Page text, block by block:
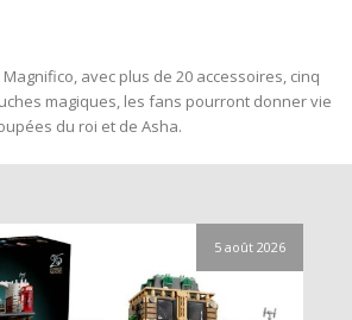
avec plus de 20 accessoires, cinq
magiques, les fans pourront donner vie
du roi et de Asha.
5 août 2026